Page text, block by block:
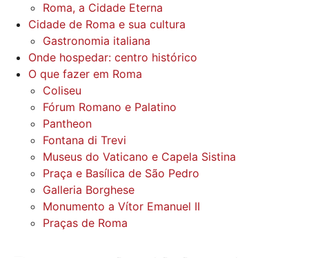
Roma, a Cidade Eterna
Cidade de Roma e sua cultura
Gastronomia italiana
Onde hospedar: centro histórico
O que fazer em Roma
Coliseu
Fórum Romano e Palatino
Pantheon
Fontana di Trevi
Museus do Vaticano e Capela Sistina
Praça e Basílica de São Pedro
Galleria Borghese
Monumento a Vítor Emanuel II
Praças de Roma